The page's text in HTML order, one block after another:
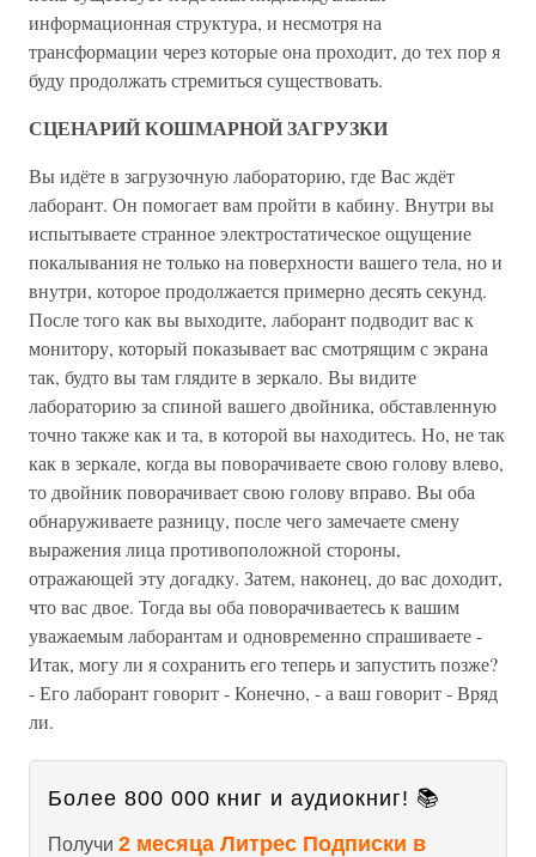
информационная структура, и несмотря на
трансформации через которые она проходит, до тех пор я
буду продолжать стремиться существовать.
СЦЕНАРИЙ КОШМАРНОЙ ЗАГРУЗКИ
Вы идёте в загрузочную лабораторию, где Вас ждёт
лаборант. Он помогает вам пройти в кабину. Внутри вы
испытываете странное электростатическое ощущение
покалывания не только на поверхности вашего тела, но и
внутри, которое продолжается примерно десять секунд.
После того как вы выходите, лаборант подводит вас к
монитору, который показывает вас смотрящим с экрана
так, будто вы там глядите в зеркало. Вы видите
лабораторию за спиной вашего двойника, обставленную
точно также как и та, в которой вы находитесь. Но, не так
как в зеркале, когда вы поворачиваете свою голову влево,
то двойник поворачивает свою голову вправо. Вы оба
обнаруживаете разницу, после чего замечаете смену
выражения лица противоположной стороны,
отражающей эту догадку. Затем, наконец, до вас доходит,
что вас двое. Тогда вы оба поворачиваетесь к вашим
уважаемым лаборантам и одновременно спрашиваете -
Итак, могу ли я сохранить его теперь и запустить позже?
- Его лаборант говорит - Конечно, - а ваш говорит - Вряд
ли.
Более 800 000 книг и аудиокниг! 📚
Получи 2 месяца Литрес Подписки в